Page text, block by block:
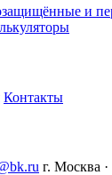
и
Контакты
г. Москва